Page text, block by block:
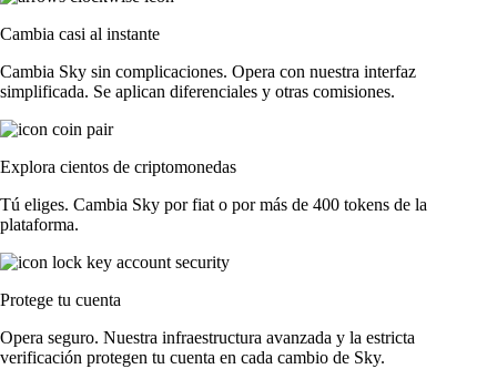
Cambia casi al instante
Cambia Sky sin complicaciones. Opera con nuestra interfaz
simplificada. Se aplican diferenciales y otras comisiones.
Explora cientos de criptomonedas
Tú eliges. Cambia Sky por fiat o por más de 400 tokens de la
plataforma.
Protege tu cuenta
Opera seguro. Nuestra infraestructura avanzada y la estricta
verificación protegen tu cuenta en cada cambio de Sky.